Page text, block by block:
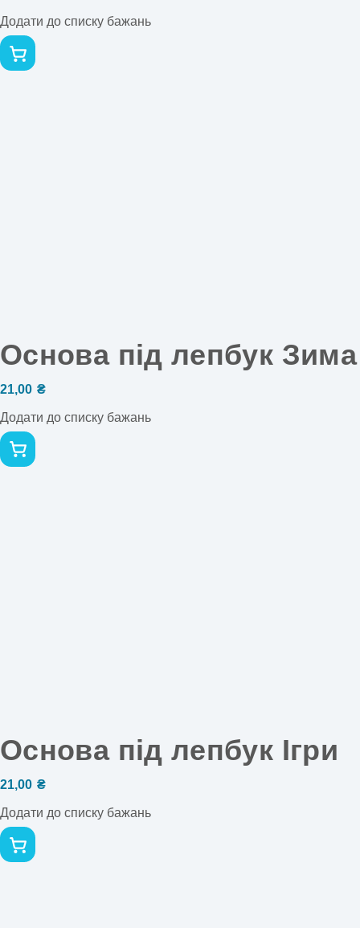
Додати до списку бажань
Основа під лепбук Зима
21,00 ₴
Додати до списку бажань
Основа під лепбук Ігри
21,00 ₴
Додати до списку бажань